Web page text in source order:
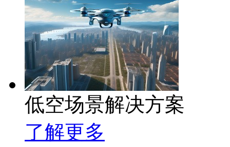
低空场景解决方案
了解更多